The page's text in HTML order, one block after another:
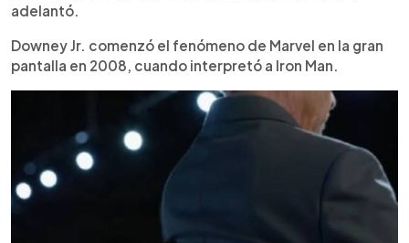
adelantó.
Downey Jr. comenzó el fenómeno de Marvel en la gran
pantalla en 2008, cuando interpretó a Iron Man.